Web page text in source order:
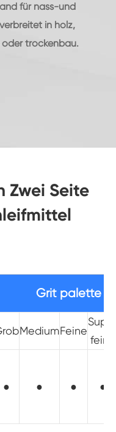
für nass-und
in holz,
trockenbau.
Zwei Seite
Grit palette
MediumFeine
feine
● ● ● ●